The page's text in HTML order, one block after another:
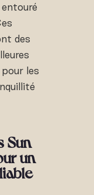
des
les
Sun
un